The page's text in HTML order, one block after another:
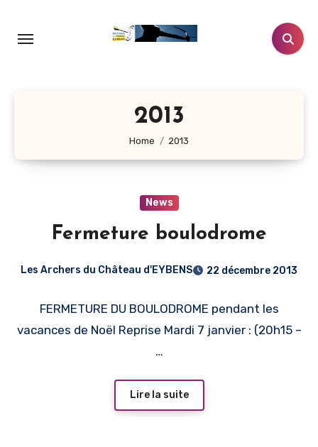
contenu
2013
Home 2013
News
Fermeture boulodrome
Les Archers du Château d'EYBENS 22 décembre 2013
FERMETURE DU BOULODROME pendant les
vacances de Noël Reprise Mardi 7 janvier : (20h15 –
…
Lire la suite